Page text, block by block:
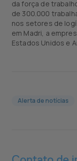
da força de
de 300.000
nos setores de
em Madri, a
Estados Unidos e
Alerta de notícias